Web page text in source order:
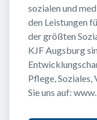
sozialen und
den Leistungen
der größten
KJF Augsburg
Pflege, Soziales,
Sie uns auf: